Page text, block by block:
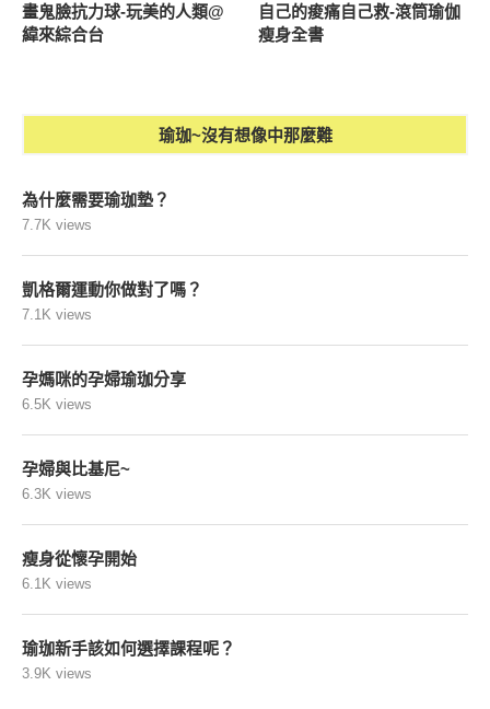
畫鬼臉抗力球-玩美的人類@
緯來綜合台
自己的痠痛自己救-滾筒瑜伽
瘦身全書
瑜珈~沒有想像中那麼難
為什麼需要瑜珈墊？
7.7K views
凱格爾運動你做對了嗎？
7.1K views
孕媽咪的孕婦瑜珈分享
6.5K views
孕婦與比基尼~
6.3K views
瘦身從懷孕開始
6.1K views
瑜珈新手該如何選擇課程呢？
3.9K views